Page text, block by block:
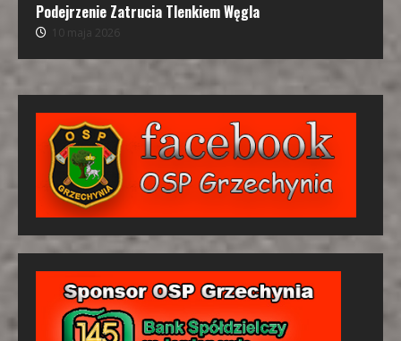
Podejrzenie Zatrucia Tlenkiem Węgla
10 maja 2026